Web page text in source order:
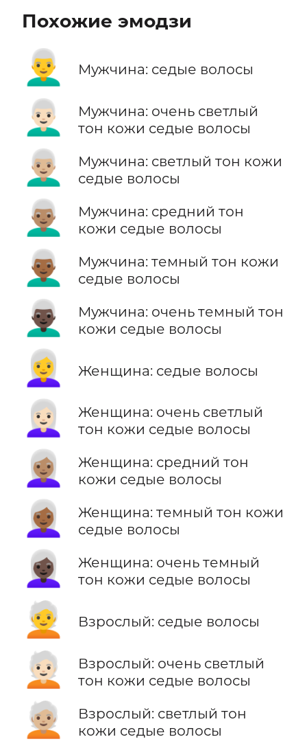
Похожие эмодзи
👨‍🦳 Мужчина: седые волосы
👨🏻‍🦳
Мужчина: очень светлый
тон кожи седые волосы
👨🏼‍🦳
Мужчина: светлый тон кожи
седые волосы
👨🏽‍🦳
Мужчина: средний тон
кожи седые волосы
👨🏾‍🦳
Мужчина: темный тон кожи
седые волосы
👨🏿‍🦳
Мужчина: очень темный тон
кожи седые волосы
👩‍🦳 Женщина: седые волосы
👩🏻‍🦳
Женщина: очень светлый
тон кожи седые волосы
👩🏽‍🦳
Женщина: средний тон
кожи седые волосы
👩🏾‍🦳
Женщина: темный тон кожи
седые волосы
👩🏿‍🦳
Женщина: очень темный
тон кожи седые волосы
🧑‍🦳 Взрослый: седые волосы
🧑🏻‍🦳
Взрослый: очень светлый
тон кожи седые волосы
🧑🏼‍🦳
Взрослый: светлый тон
кожи седые волосы